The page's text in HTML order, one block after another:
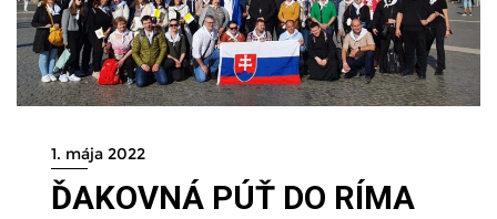
1. mája 2022
ĎAKOVNÁ PÚŤ DO RÍMA